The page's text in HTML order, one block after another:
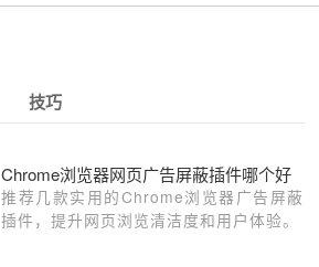
技巧
Chrome浏览器网页广告屏蔽插件哪个好
推荐几款实用的Chrome浏览器广告屏蔽
插件，提升网页浏览清洁度和用户体验。